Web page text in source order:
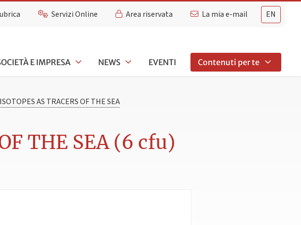
EN
Servizi Online Area riservata La mia e-mail
E IMPRESA NEWS EVENTI Contenuti per te
ISOTOPES AS TRACERS OF THE SEA
THE SEA (6 cfu)